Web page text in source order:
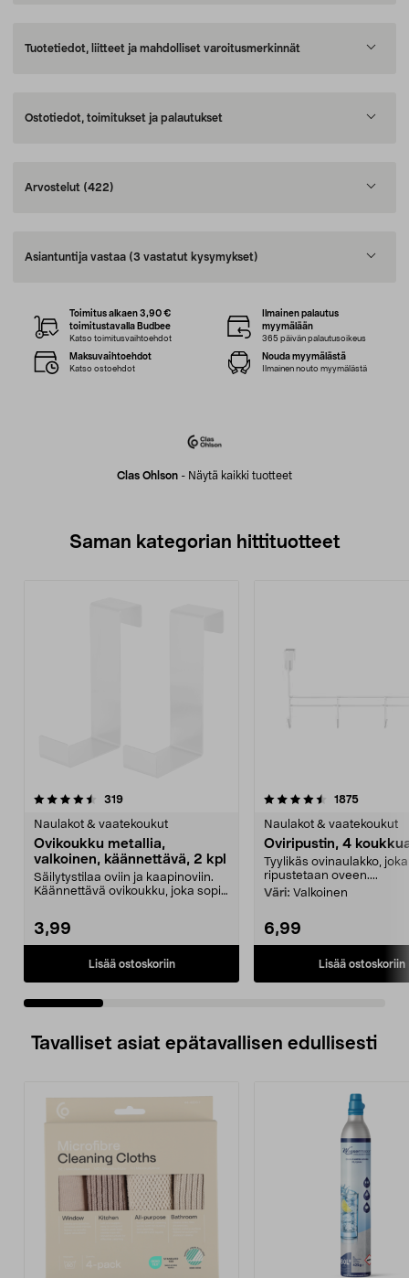
Tuotetiedot, liitteet ja mahdolliset varoitusmerkinnät
Ostotiedot, toimitukset ja palautukset
Arvostelut (422)
Asiantuntija vastaa (3 vastatut kysymykset)
Clas Ohlson - Näytä kaikki tuotteet
Toimitus alkaen 3,90 €
toimitustavalla Budbee
Katso toimitusvaihtoehdot
Ilmainen palautus
myymälään
365 päivän palautusoikeus
Maksuvaihtoehdot
Katso ostoehdot
Nouda myymälästä
Ilmainen nouto myymälästä
Saman kategorian hittituotteet
319arvostelut
Naulakot & vaatekoukut
Ovikoukku metallia,
valkoinen, käännettävä, 2 kpl
Säilytystilaa oviin ja kaapinoviin.
Käännettävä ovikoukku, joka sopii
3,99
Lisää ostoskoriin
4.5 viidestä
1875
Naulakot & vaatekoukut
Oviripustin, 4
Tyylikäs ovinaulakko, joka
ripustetaan oveen....
Väri: Valkoinen
6,99
Lisää ostoskoriin
4.5 viidestä
Tavalliset asiat epätavallisen edullisesti